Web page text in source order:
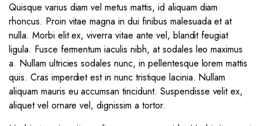
Quisque varius diam vel metus mattis, id aliquam diam
rhoncus. Proin vitae magna in dui finibus malesuada et at
nulla. Morbi elit ex, viverra vitae ante vel, blandit feugiat
ligula. Fusce fermentum iaculis nibh, at sodales leo maximus
a. Nullam ultricies sodales nunc, in pellentesque lorem mattis
quis. Cras imperdiet est in nunc tristique lacinia. Nullam
aliquam mauris eu accumsan tincidunt. Suspendisse velit ex,
aliquet vel ornare vel, dignissim a tortor.